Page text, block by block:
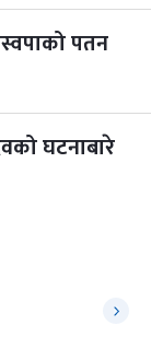
पतन
घटनाबारे